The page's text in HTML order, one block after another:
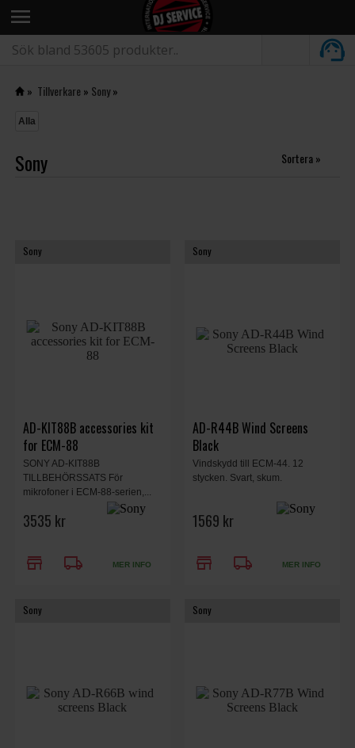
menu
» Tillverkare» Sony»
Alla
Sony Sortera »
Sony
AD-KIT88B accessories kit
for ECM-88
SONY AD-KIT88B
TILLBEHÖRSSATS För
mikrofoner i ECM-88-serien,...
3535 kr
store local_shipping MER INFO
Sony
AD-R44B Wind Screens
Black
Vindskydd till ECM-44. 12
stycken. Svart, skum.
1569 kr
store local_shipping MER INFO
Sony Sony